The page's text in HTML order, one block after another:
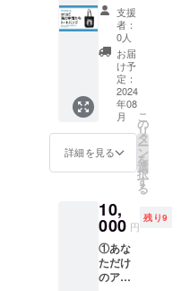
載可能
なニッ
クネー
ムなど
の
お名前
をご記
入くだ
さい。
日、
ブース
パネル
にお名
前掲載
※備考
欄に掲
載可能
なニッ
クネー
ムなど
入くだ
さい。
「orca
と海の
仲間た
ち」
ラー：
ブラッ
ク ※
サイ
ズ：
M(横
36cm×
高さ
奥行
11cm)
②フェ
ア当
日、
ブース
支援
者：
0人
お届
け予
定：
2024
年08
月
詳細を見る
こ
の
リ
タ
ー
ン
を
選
択
す
る
10,
000 円
残り9
①あな
ただけ
のアク